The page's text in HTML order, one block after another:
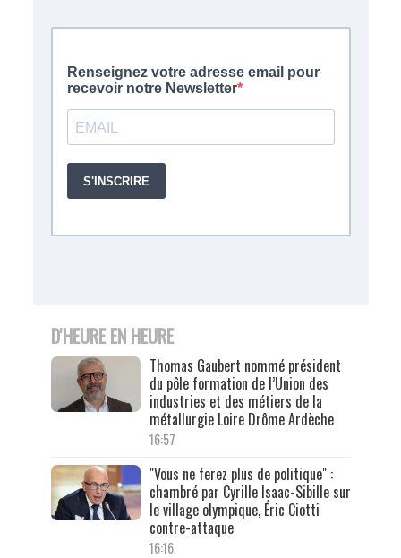
D'HEURE EN HEURE
Thomas Gaubert nommé président
du pôle formation de l’Union des
industries et des métiers de la
métallurgie Loire Drôme Ardèche
16:57
"Vous ne ferez plus de politique" :
chambré par Cyrille Isaac-Sibille sur
le village olympique, Éric Ciotti
contre-attaque
16:16